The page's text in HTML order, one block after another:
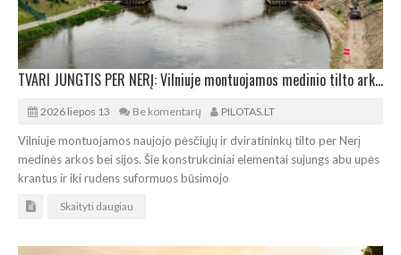
TVARI JUNGTIS PER NERĮ: Vilniuje montuojamos medinio tilto arkos bei sijos
2026 liepos 13 Be komentarų PILOTAS.LT
Vilniuje montuojamos naujojo pėsčiųjų ir dviratininkų tilto per Nerį
medinės arkos bei sijos. Šie konstrukciniai elementai sujungs abu upės
krantus ir iki rudens suformuos būsimojo
Skaityti daugiau